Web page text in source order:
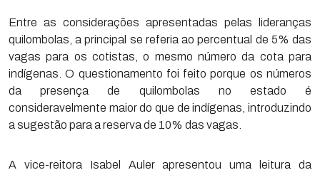
Entre as considerações apresentadas pelas lideranças
quilombolas, a principal se referia ao percentual de 5% das
vagas para os cotistas, o mesmo número da cota para
indígenas. O questionamento foi feito porque os números
da presença de quilombolas no estado é
consideravelmente maior do que de indígenas, introduzindo
a sugestão para a reserva de 10% das vagas.
A vice-reitora Isabel Auler apresentou uma leitura da